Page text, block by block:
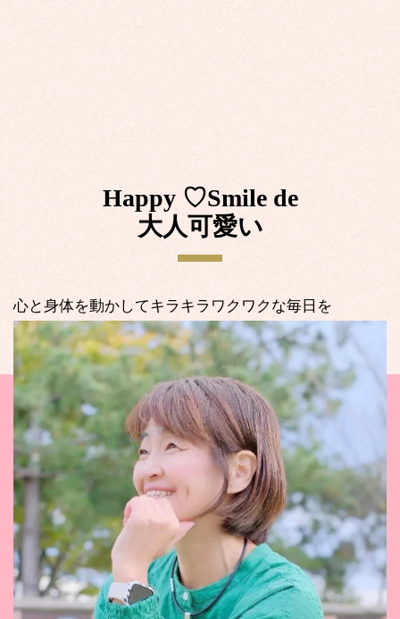
Happy ♡Smile de
大人可愛い
心と身体を動かしてキラキラワクワクな毎日を